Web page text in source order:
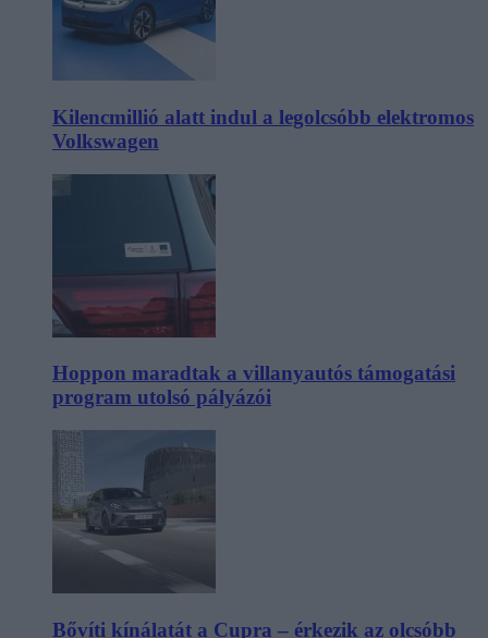
Kilencmillió alatt indul a legolcsóbb elektromos
Volkswagen
Hoppon maradtak a villanyautós támogatási
program utolsó pályázói
Bővíti kínálatát a Cupra – érkezik az olcsóbb